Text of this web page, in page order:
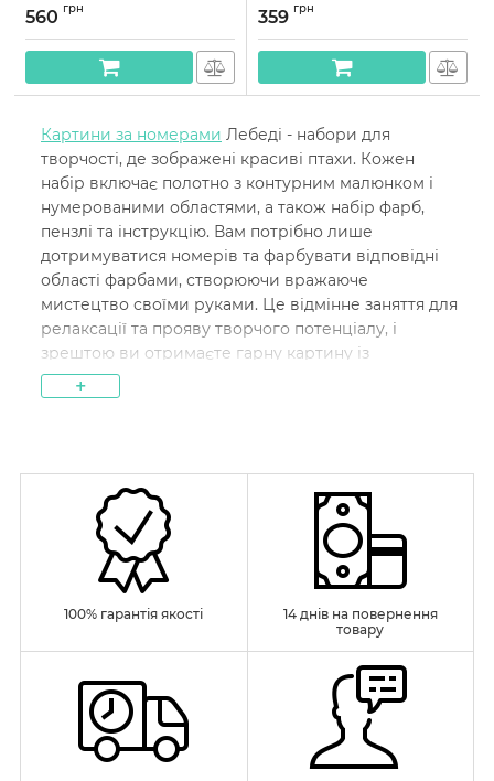
560 грн 359 грн
Картини за номерами Лебеді - набори для
творчості, де зображені красиві птахи. Кожен
набір включає полотно з контурним малюнком і
нумерованими областями, а також набір фарб,
пензлі та інструкцію. Вам потрібно лише
дотримуватися номерів та фарбувати відповідні
області фарбами, створюючи вражаюче
мистецтво своїми руками. Це відмінне заняття для
релаксації та прояву творчого потенціалу, і
зрештою ви отримаєте гарну картину із
зображенням лебедів, яку можна
використовувати у декорі інтер'єру або
Кому варто придбати картини за
номерами із зображенням лебедів
Картини за номерами із зображенням лебедів
підходять для всіх, хто шукає творче хобі чи спосіб
розслаблення. Вони особливо підходять для
людей, які:
Люблять мистецтво. Це чудовий спосіб
розпочати займатися живописом без
спеціальних навичок.
Шукають релаксацію. Розфарбовування
+
100% гарантія якості
14 днів на повернення
товару